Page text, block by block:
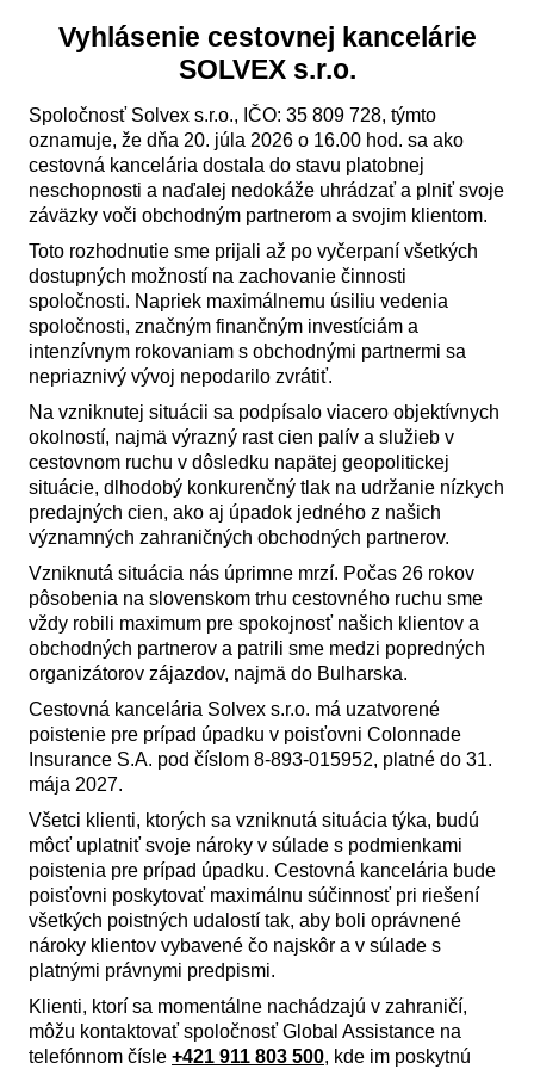
Vyhlásenie cestovnej kancelárie
SOLVEX s.r.o.
Spoločnosť Solvex s.r.o., IČO: 35 809 728, týmto
oznamuje, že dňa 20. júla 2026 o 16.00 hod. sa ako
cestovná kancelária dostala do stavu platobnej
neschopnosti a naďalej nedokáže uhrádzať a plniť svoje
záväzky voči obchodným partnerom a svojim klientom.
Toto rozhodnutie sme prijali až po vyčerpaní všetkých
dostupných možností na zachovanie činnosti
spoločnosti. Napriek maximálnemu úsiliu vedenia
spoločnosti, značným finančným investíciám a
intenzívnym rokovaniam s obchodnými partnermi sa
nepriaznivý vývoj nepodarilo zvrátiť.
Na vzniknutej situácii sa podpísalo viacero objektívnych
okolností, najmä výrazný rast cien palív a služieb v
cestovnom ruchu v dôsledku napätej geopolitickej
situácie, dlhodobý konkurenčný tlak na udržanie nízkych
predajných cien, ako aj úpadok jedného z našich
významných zahraničných obchodných partnerov.
Vzniknutá situácia nás úprimne mrzí. Počas 26 rokov
pôsobenia na slovenskom trhu cestovného ruchu sme
vždy robili maximum pre spokojnosť našich klientov a
obchodných partnerov a patrili sme medzi popredných
organizátorov zájazdov, najmä do Bulharska.
Cestovná kancelária Solvex s.r.o. má uzatvorené
poistenie pre prípad úpadku v poisťovni Colonnade
Insurance S.A. pod číslom 8-893-015952, platné do 31.
mája 2027.
Všetci klienti, ktorých sa vzniknutá situácia týka, budú
môcť uplatniť svoje nároky v súlade s podmienkami
poistenia pre prípad úpadku. Cestovná kancelária bude
poisťovni poskytovať maximálnu súčinnosť pri riešení
všetkých poistných udalostí tak, aby boli oprávnené
nároky klientov vybavené čo najskôr a v súlade s
platnými právnymi predpismi.
Klienti, ktorí sa momentálne nachádzajú v zahraničí,
môžu kontaktovať spoločnosť Global Assistance na
telefónnom čísle +421 911 803 500, kde im poskytnú